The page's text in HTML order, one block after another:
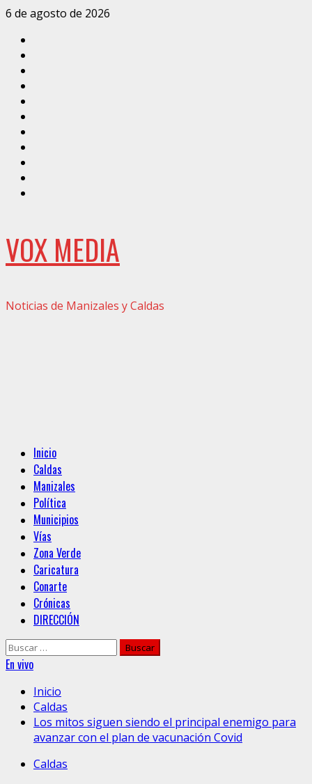
Saltar
contenido
6 de agosto de 2026
VOX MEDIA
Noticias de Manizales y Caldas
Menú
principal
Inicio
Caldas
Manizales
Política
Municipios
Vías
Zona Verde
Caricatura
Conarte
Crónicas
DIRECCIÓN
Buscar:
En vivo
Inicio
Caldas
Los mitos siguen siendo el principal enemigo para
avanzar con el plan de vacunación Covid
Caldas